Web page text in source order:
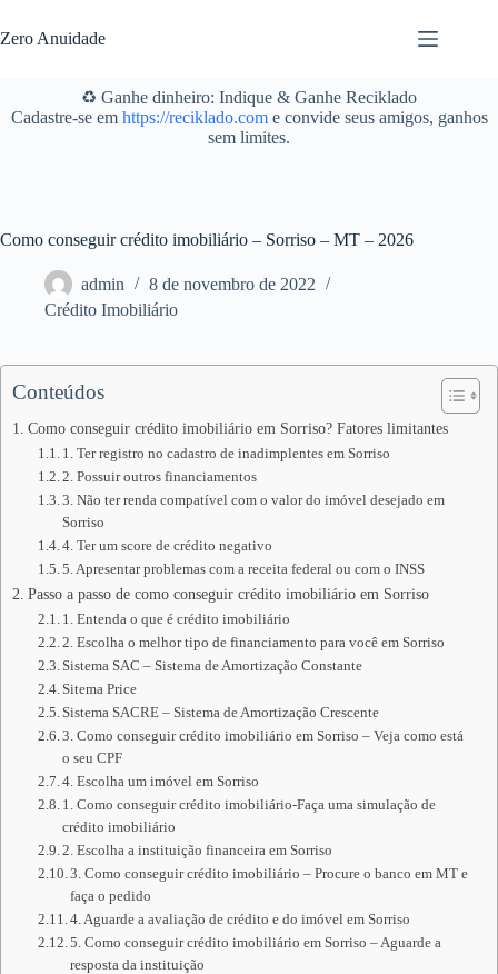
para
o
Zero Anuidade
♻️ Ganhe dinheiro: Indique & Ganhe Reciklado
Cadastre-se em https://reciklado.come convide seus amigos, ganhos
sem limites.
Como conseguir crédito imobiliário – Sorriso – MT – 2026
admin
8 de novembro de 2022
Crédito Imobiliário
Conteúdos
Como conseguir crédito imobiliário em Sorriso? Fatores limitantes
1. Ter registro no cadastro de inadimplentes em Sorriso
2. Possuir outros financiamentos
3. Não ter renda compatível com o valor do imóvel desejado em
Sorriso
4. Ter um score de crédito negativo
5. Apresentar problemas com a receita federal ou com o INSS
Passo a passo de como conseguir crédito imobiliário em Sorriso
1. Entenda o que é crédito imobiliário
2. Escolha o melhor tipo de financiamento para você em Sorriso
Sistema SAC – Sistema de Amortização Constante
Sitema Price
Sistema SACRE – Sistema de Amortização Crescente
3. Como conseguir crédito imobiliário em Sorriso – Veja como está
o seu CPF
4. Escolha um imóvel em Sorriso
1. Como conseguir crédito imobiliário-Faça uma simulação de
crédito imobiliário
2. Escolha a instituição financeira em Sorriso
3. Como conseguir crédito imobiliário – Procure o banco em MT e
faça o pedido
4. Aguarde a avaliação de crédito e do imóvel em Sorriso
5. Como conseguir crédito imobiliário em Sorriso – Aguarde a
resposta da instituição